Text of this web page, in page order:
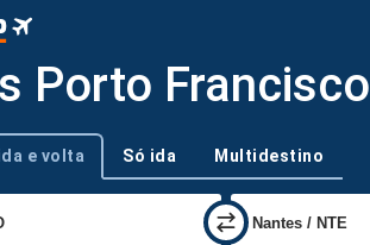
Porto
e volta Só ida Multidestino